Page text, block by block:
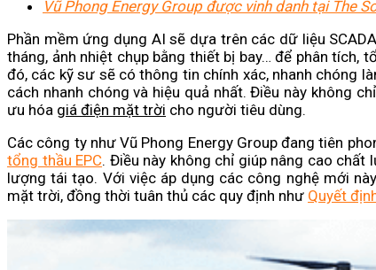
Vũ Phong Energy Group được vinh danh tại The
Phần mềm ứng dụng AI sẽ dựa trên các dữ liệu
tháng, ảnh nhiệt chụp bằng thiết bị bay… để phân tích,
đó, các kỹ sư sẽ có thông tin chính xác, nhanh chóng
cách nhanh chóng và hiệu quả nhất. Điều này không
ưu hóa giá điện mặt trời cho người tiêu dùng.
Các công ty như Vũ Phong Energy Group đang tiên
tổng thầu EPC. Điều này không chỉ giúp nâng cao
lượng tái tạo. Với việc áp dụng các công nghệ mới
mặt trời, đồng thời tuân thủ các quy định như Quyết